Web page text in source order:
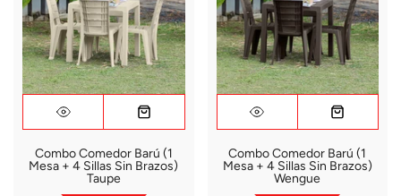
Combo Comedor Barú (1
Mesa + 4 Sillas Sin Brazos)
Taupe
Combo Comedor Barú (1
Mesa + 4 Sillas Sin Brazos)
Wengue